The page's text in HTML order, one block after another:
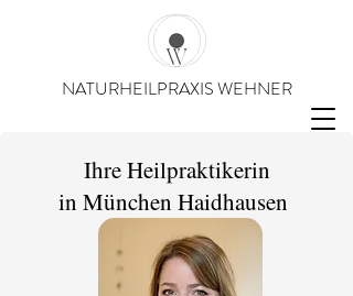
NATURHEILPRAXIS WEHNER
Ihre Heilpraktikerin
in München Haidhausen